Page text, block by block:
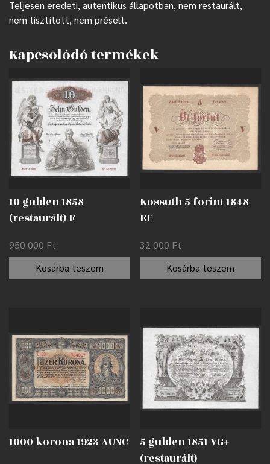
Teljesen eredeti, autentikus állapotban, nem restaurált,
nem tisztított, nem préselt.
Kapcsolódó termékek
10 gulden 1858
(restaurált) F
950 000 Ft
Kosárba teszem
Kossuth 5 forint 1848
EF
32 000 Ft
Kosárba teszem
1000 korona 1923 AUNC
5 gulden 1851 VG+
(restaurált)